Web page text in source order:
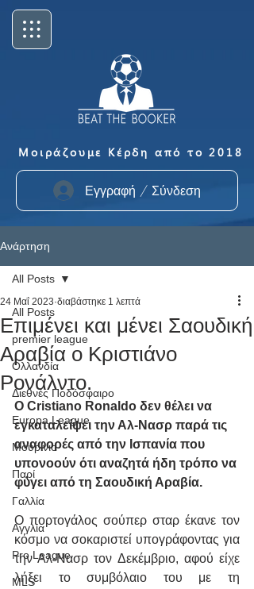
Μοιράζουμε Κέρδη από το 2018
Εγγραφή / Σύνδεση
Ανάρτηση
All Posts
premier league
Ολλανδία
Διεθνές Ποδόσφαιρο
Europa League
Μουρίνιο
Παρί
Γαλλία
Αγγλία
Pro League
MLS
All Posts
Επιμένει και μένει Σαουδική
Αραβία ο Κριστιάνο
Ρονάλντο.
24 Μαΐ 2023 διαβάστηκε 1 λεπτά
Ο Cristiano Ronaldo δεν θέλει να
εγκαταλείψει την Αλ-Νασρ παρά τις
αναφορές από την Ισπανία που
υπονοούν ότι αναζητά ήδη τρόπο να
φύγει από τη Σαουδική Αραβία.
Ο πορτογάλος σούπερ σταρ έκανε τον
κόσμο να σοκαριστεί υπογράφοντας για
την Αλ-Νασρ τον Δεκέμβριο, αφού είχε
λήξει το συμβόλαιο του με τη